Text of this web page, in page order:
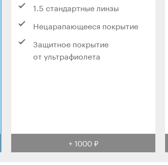
1.5 стандартные линзы
Нецарапающееся покрытие
Защитное покрытие
от ультрафиолета
+ 1000 ₽